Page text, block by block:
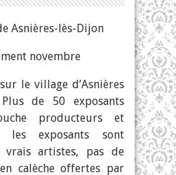
Asnières-lès-Dijon
novembre
le village d’Asnières
de 50 exposants
producteurs et
les exposants sont
vrais artistes, pas de
calèche offertes par